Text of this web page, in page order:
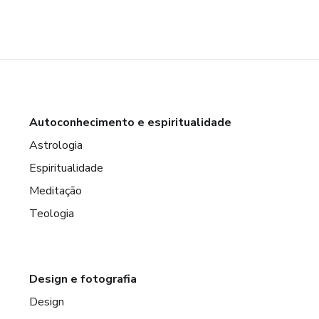
Autoconhecimento e espiritualidade
Astrologia
Espiritualidade
Meditação
Teologia
Design e fotografia
Design